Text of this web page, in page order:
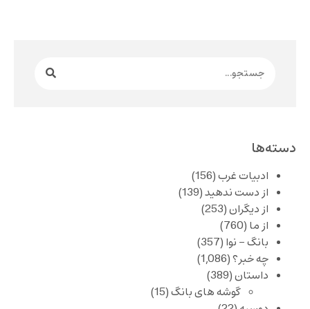
دسته‌ها
ادبیات غرب(156)
از دست ندهید(139)
از دیگران(253)
از ما (760)
بانگ – نوا (357)
چه خبر؟(1,086)
داستان(389)
گوشه های بانگ(15)